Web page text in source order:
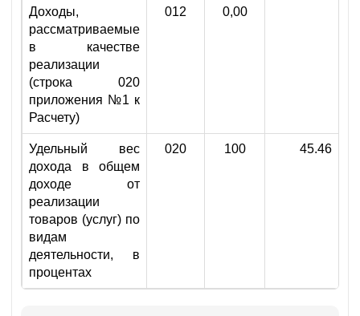
Доходы,
рассматриваемые
в качестве
реализации
(строка 020
приложения №1 к
Расчету)
012 0,00
Удельный вес
дохода в общем
доходе от
реализации
товаров (услуг) по
видам
деятельности, в
процентах
020 100 45.46